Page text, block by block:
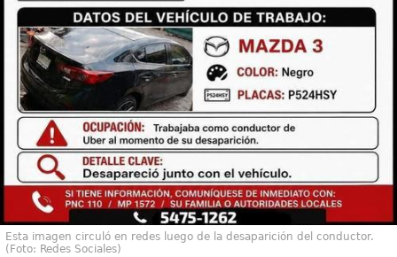
Esta imagen circuló en redes luego de la desaparición del conductor.
(Foto: Redes Sociales)